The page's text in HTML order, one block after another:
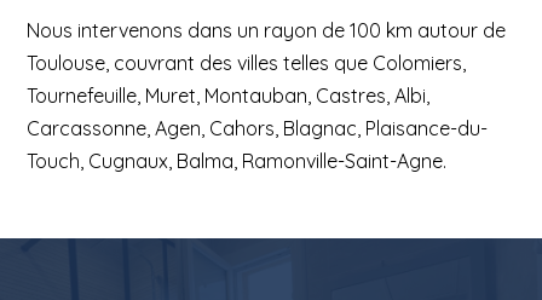
Nous intervenons dans un rayon de 100 km autour de
Toulouse, couvrant des villes telles que Colomiers,
Tournefeuille, Muret, Montauban, Castres, Albi,
Carcassonne, Agen, Cahors, Blagnac, Plaisance-du-
Touch, Cugnaux, Balma, Ramonville-Saint-Agne.